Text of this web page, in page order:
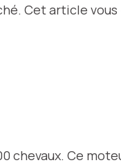
Cet article
chevaux. Ce